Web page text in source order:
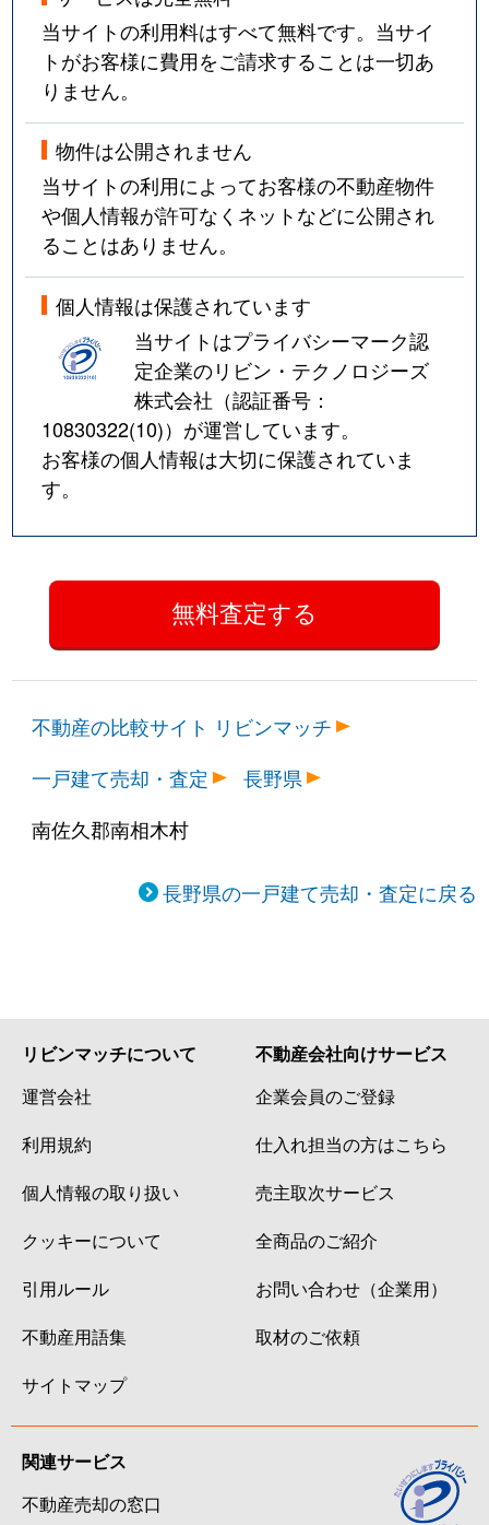
当サイトの利用料はすべて無料です。当サイ
トがお客様に費用をご請求することは一切あ
りません。
物件は公開されません
当サイトの利用によってお客様の不動産物件
や個人情報が許可なくネットなどに公開され
ることはありません。
個人情報は保護されています
当サイトはプライバシーマーク認
定企業のリビン・テクノロジーズ
株式会社（認証番号：
10830322(10)）が運営しています。
お客様の個人情報は大切に保護されていま
す。
不動産の比較サイト リビンマッチ
一戸建て売却・査定
長野県
南佐久郡南相木村
長野県の一戸建て売却・査定に戻る
リビンマッチについて
運営会社
利用規約
個人情報の取り扱い
クッキーについて
引用ルール
不動産用語集
サイトマップ
不動産会社向けサービス
企業会員のご登録
仕入れ担当の方はこちら
売主取次サービス
全商品のご紹介
お問い合わせ（企業用）
取材のご依頼
関連サービス
不動産売却の窓口